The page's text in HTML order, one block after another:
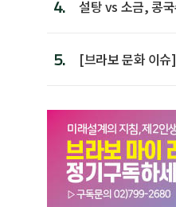
4. 설탕 vs 소금, 콩
5.
[브라보 문화 이